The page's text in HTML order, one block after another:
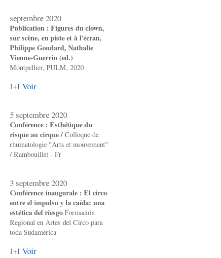
septembre 2020
Publication : Figures du clown,
sur scène, en piste et à l'écran,
Philippe Goudard, Nathalie
Vienne-Guerrin (ed.)
Montpellier, PULM, 2020
I+I Voir
5 septembre 2020
Conférence : Esthétique du
risque au cirque /Colloque de
rhumatologie "Arts et mouvement"
/ Rambouillet - Fr
3 septembre 2020
Conférence inaugurale : El circo
entre el impulso y la caída: una
estética del riesgo Formación
Regional en Artes del Circo para
toda Sudamérica
I+I Voir